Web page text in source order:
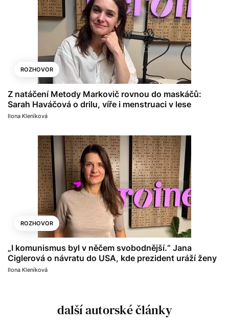
ROZHOVOR
Z natáčení Metody Markovič rovnou do maskáčů:
Sarah Haváčová o drilu, víře i menstruaci v lese
Ilona Kleníková
ROZHOVOR
„I komunismus byl v něčem svobodnější.“ Jana
Ciglerová o návratu do USA, kde prezident uráží ženy
Ilona Kleníková
další autorské články